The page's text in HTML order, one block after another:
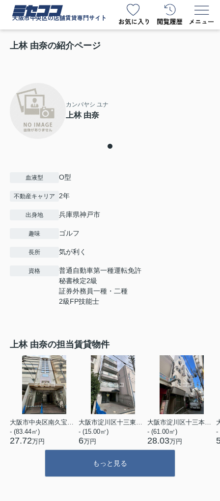
ミセココ
大阪市中央区の店舗賃貸専門サイト
上林 由奈の紹介ページ
カンバヤシ ユナ
上林 由奈
血液型 O型
不動産キャリア 2年
出身地 兵庫県神戸市
趣味 ゴルフ
長所 気が利く
資格
普通自動車第一種運転免許
秘書検定2級
証券外務員一種・二種
2級FP技能士
上林 由奈の担当賃貸物件
- (83.44㎡)
27.72万円
- (15.00㎡)
6万円
- (61.00㎡)
28.03万円
-
もっと見る